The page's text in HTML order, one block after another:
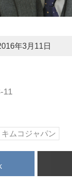
年3月11日
11
キムコジャパン